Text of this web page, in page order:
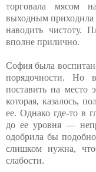
торговала мясом
выходным приходила
наводить чистоту.
вполне прилично.
София была
порядочности. Но
поставить на место
которая, казалось,
ее. Однако где-то в
до ее уровня —
одобрила бы
слишком нужна,
слабости.